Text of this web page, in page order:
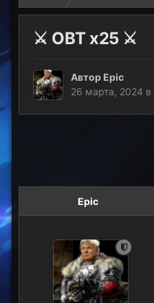
⚔️ OBT x25 ⚔️
Автор Epic
26 марта, 2024 в
Epic